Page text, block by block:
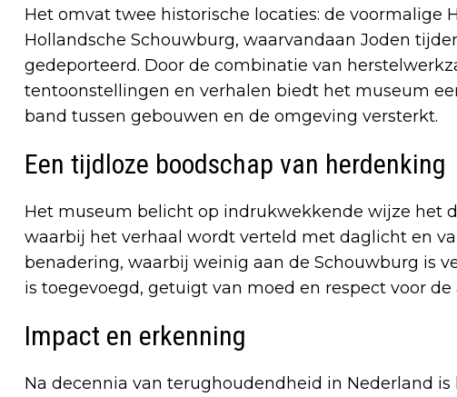
Het omvat twee historische locaties: de voormalige
Hollandsche Schouwburg, waarvandaan Joden
gedeporteerd. Door de combinatie van
tentoonstellingen en verhalen biedt het museum
band tussen gebouwen en de omgeving versterkt.
Een tijdloze boodschap van herdenking
Het museum belicht op indrukwekkende wijze het
waarbij het verhaal wordt verteld met daglicht en
benadering, waarbij weinig aan de Schouwburg is
is toegevoegd, getuigt van moed en respect voor
Impact en erkenning
Na decennia van terughoudendheid in Nederland